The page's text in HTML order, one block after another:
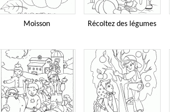
Moisson Récoltez des légumes